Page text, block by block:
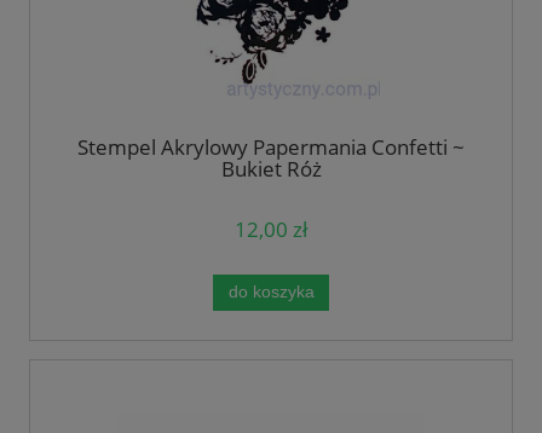
Stempel Akrylowy Papermania Confetti ~
Bukiet Róż
12,00 zł
do koszyka